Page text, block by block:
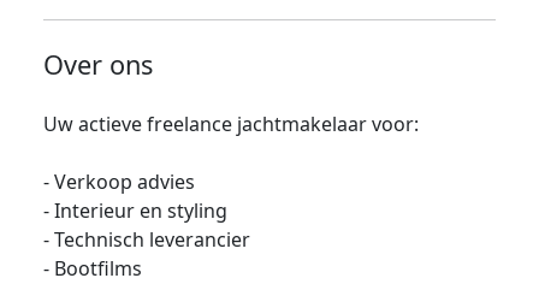
Over ons
Uw actieve freelance jachtmakelaar voor:
- Verkoop advies
- Interieur en styling
- Technisch leverancier
- Bootfilms